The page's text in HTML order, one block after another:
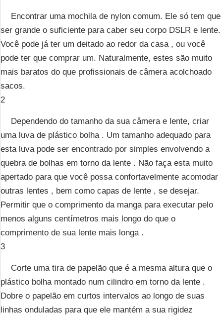
Encontrar uma mochila de nylon comum. Ele só tem que
ser grande o suficiente para caber seu corpo DSLR e lente.
Você pode já ter um deitado ao redor da casa , ou você
pode ter que comprar um. Naturalmente, estes são muito
mais baratos do que profissionais de câmera acolchoado
sacos.
2
Dependendo do tamanho da sua câmera e lente, criar
uma luva de plástico bolha . Um tamanho adequado para
esta luva pode ser encontrado por simples envolvendo a
quebra de bolhas em torno da lente . Não faça esta muito
apertado para que você possa confortavelmente acomodar
outras lentes , bem como capas de lente , se desejar.
Permitir que o comprimento da manga para executar pelo
menos alguns centímetros mais longo do que o
comprimento de sua lente mais longa .
3
Corte uma tira de papelão que é a mesma altura que o
plástico bolha montado num cilindro em torno da lente .
Dobre o papelão em curtos intervalos ao longo de suas
linhas onduladas para que ele mantém a sua rigidez